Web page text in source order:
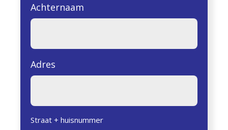
Achternaam
Adres
Straat + huisnummer